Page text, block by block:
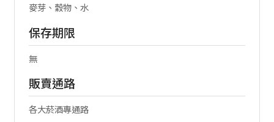
麥芽、穀物、水
保存期限
無
販賣通路
各大菸酒專通路